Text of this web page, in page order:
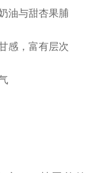
油与甜杏果脯
感 ，富有层次